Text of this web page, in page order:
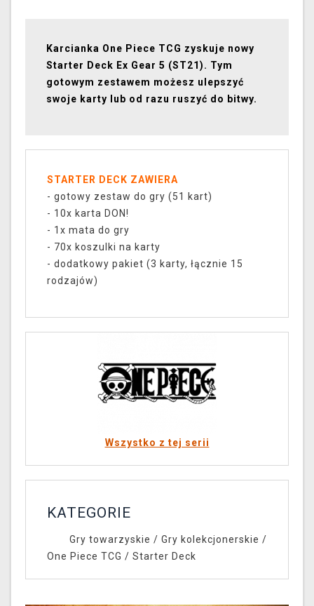
Karcianka One Piece TCG zyskuje nowy
Starter Deck Ex Gear 5 (ST21). Tym
gotowym zestawem możesz ulepszyć
swoje karty lub od razu ruszyć do bitwy.
STARTER DECK ZAWIERA
- gotowy zestaw do gry (51 kart)
- 10x karta DON!
- 1x mata do gry
- 70x koszulki na karty
- dodatkowy pakiet (3 karty, łącznie 15
rodzajów)
Wszystko z tej serii
KATEGORIE
Gry towarzyskie / Gry kolekcjonerskie /
One Piece TCG / Starter Deck